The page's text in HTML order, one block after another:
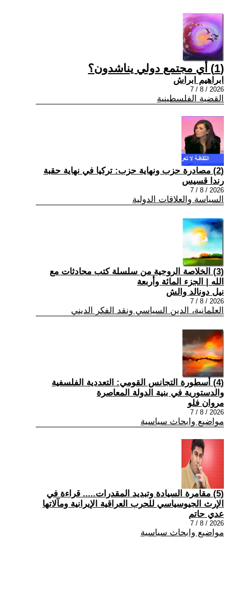
(1) أي مجتمع دولي يناشدون؟
ابراهيم ابراش
2026 / 8 / 7
القضية الفلسطينية
(2) مصادرة حزب ونهاية حزب: تركيا في نهاية حقبة
رندا قسيس
2026 / 8 / 7
السياسة والعلاقات الدولية
(3) الخلاصة الروحية من سلسلة كتب محادثات مع
الله | الجزء المائة وأربعة
نيل دونالد والش
2026 / 8 / 7
العلمانية، الدين السياسي ونقد الفكر الديني
(4) أسطورة التجانس القومي: التعددية الفلسفية
والدستورية في بنية الدولة المعاصرة
مروان فلو
2026 / 8 / 7
مواضيع وابحاث سياسية
(5) مقامرة السيادة وتبديد المقدرات..... قراءة في
الإرث الجيوسياسي للحرب العراقية الإيرانية ومآلاتها
عدي حاتم
2026 / 8 / 7
مواضيع وابحاث سياسية